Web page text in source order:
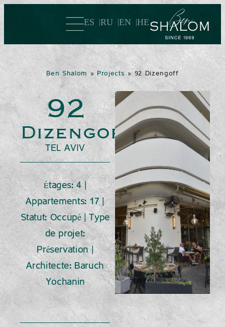
ES RU EN HE
Ben Shalom»Projects»92 Dizengoff
92
Dizengoff
TEL AVIV
Étages: 4 |
Appartements: 17 |
Statut: Occupé | Type
de projet:
Préservation |
Architecte: Baruch
Yochanin